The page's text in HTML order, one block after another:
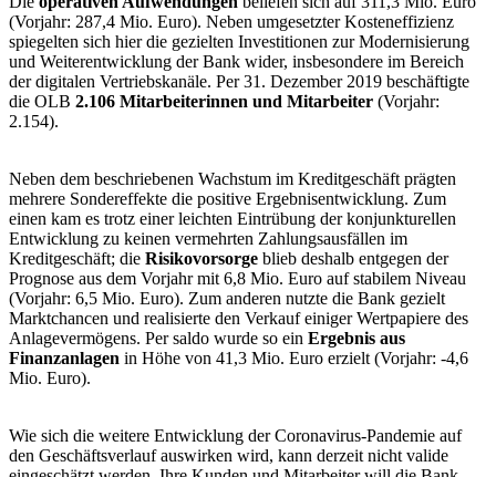
(Vorjahr: 287,4 Mio. Euro). Neben umgesetzter Kosteneffizienz
spiegelten sich hier die gezielten Investitionen zur Modernisierung
und Weiterentwicklung der Bank wider, insbesondere im Bereich
der digitalen Vertriebskanäle. Per 31. Dezember 2019 beschäftigte
die OLB 2.106 Mitarbeiterinnen und Mitarbeiter (Vorjahr:
2.154).
Neben dem beschriebenen Wachstum im Kreditgeschäft prägten
mehrere Sondereffekte die positive Ergebnisentwicklung. Zum
einen kam es trotz einer leichten Eintrübung der konjunkturellen
Entwicklung zu keinen vermehrten Zahlungsausfällen im
Kreditgeschäft; die Risikovorsorge blieb deshalb entgegen der
Prognose aus dem Vorjahr mit 6,8 Mio. Euro auf stabilem Niveau
(Vorjahr: 6,5 Mio. Euro). Zum anderen nutzte die Bank gezielt
Marktchancen und realisierte den Verkauf einiger Wertpapiere des
Anlagevermögens. Per saldo wurde so ein Ergebnis aus
Finanzanlagen in Höhe von 41,3 Mio. Euro erzielt (Vorjahr: -4,6
Mio. Euro).
Wie sich die weitere Entwicklung der Coronavirus-Pandemie auf
den Geschäftsverlauf auswirken wird, kann derzeit nicht valide